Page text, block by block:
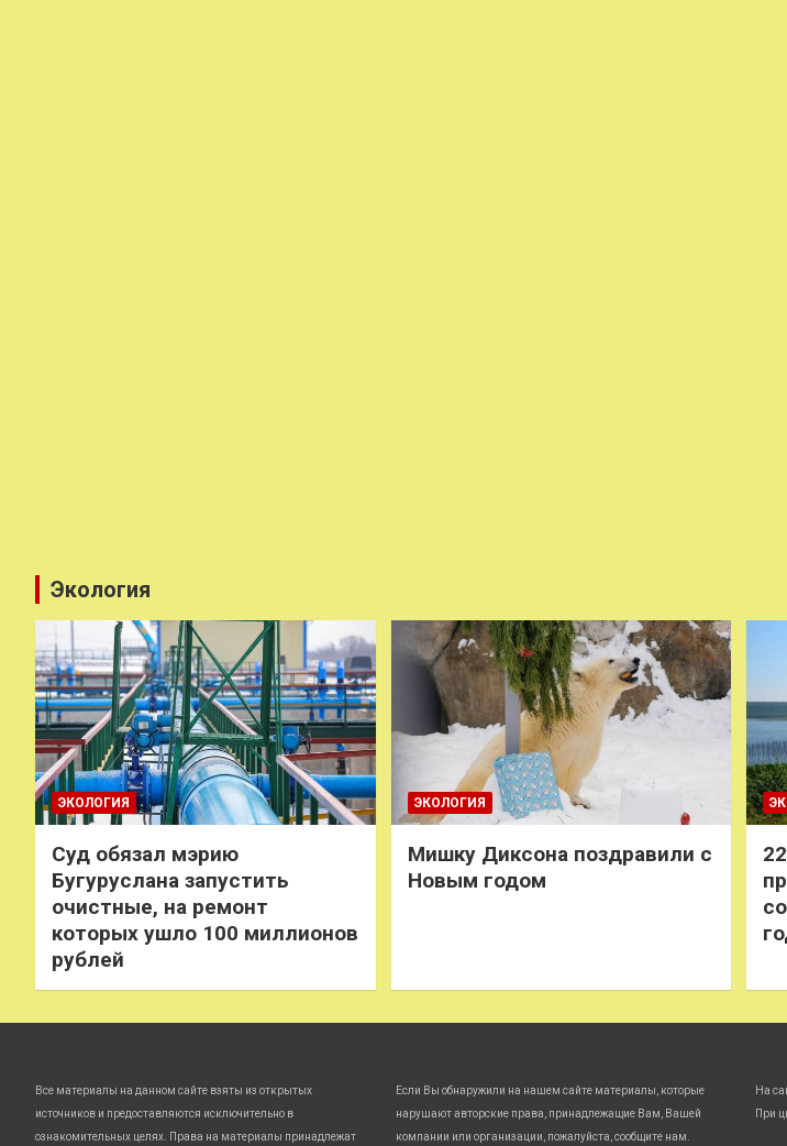
Экология
ЭКОЛОГИЯ
Суд обязал мэрию
Бугуруслана запустить
очистные, на ремонт
которых ушло 100 миллионов
рублей
ЭКОЛОГИЯ
Мишку Диксона поздравили с
Новым годом
Все материалы на данном сайте взяты из открытых
источников и предоставляются исключительно в
ознакомительных целях. Права на материалы принадлежат
Если Вы обнаружили на нашем сайте материалы, которые
нарушают авторские права, принадлежащие Вам, Вашей
компании или организации, пожалуйста, сообщите нам.
На
При